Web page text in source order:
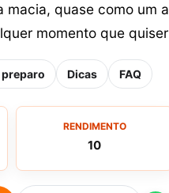
macia, quase como um
momento que
Dicas FAQ
RENDIMENTO
10